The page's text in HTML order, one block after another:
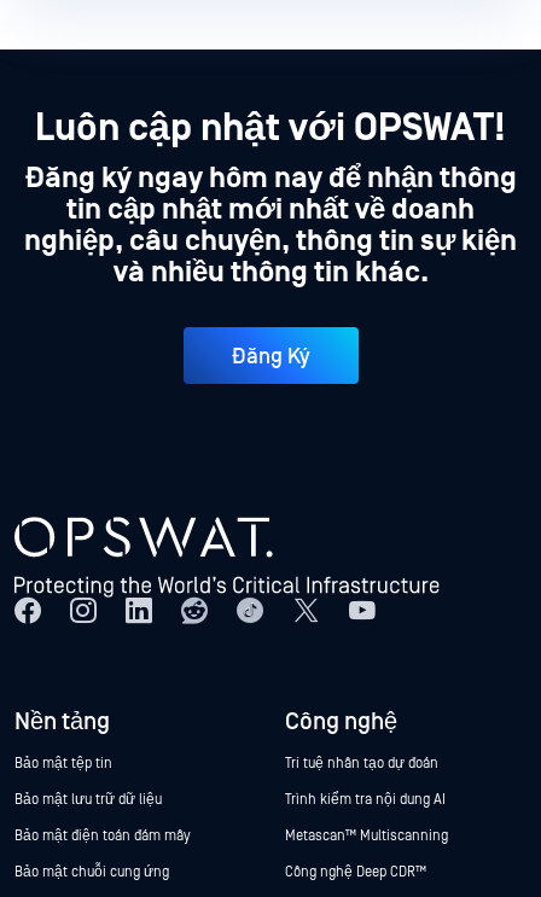
Luôn cập nhật với OPSWAT!
Đăng ký ngay hôm nay để nhận thông
tin cập nhật mới nhất về doanh
nghiệp, câu chuyện, thông tin sự kiện
và nhiều thông tin khác.
Đăng Ký
Nền tảng
Bảo mật tệp tin
Bảo mật lưu trữ dữ liệu
Bảo mật điện toán đám mây
Bảo mật chuỗi cung ứng
Công nghệ
Trí tuệ nhân tạo dự đoán
Trình kiểm tra nội dung AI
Metascan™ Multiscanning
Công nghệ Deep CDR™